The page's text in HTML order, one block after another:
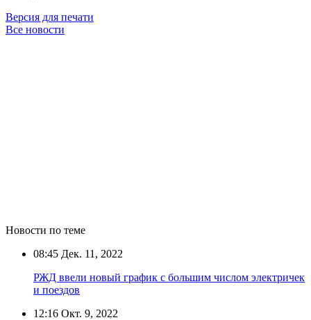
Версия для печати
Все новости
Новости по теме
08:45 Дек. 11, 2022
РЖД ввели новый график с большим числом электричек
и поездов
12:16 Окт. 9, 2022